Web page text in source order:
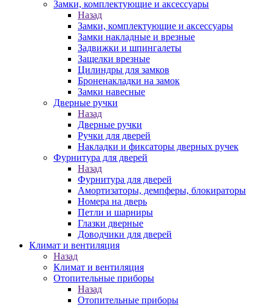
Замки, комплектующие и аксессуары
Назад
Замки, комплектующие и аксессуары
Замки накладные и врезные
Задвижки и шпингалеты
Защелки врезные
Цилиндры для замков
Броненакладки на замок
Замки навесные
Дверные ручки
Назад
Дверные ручки
Ручки для дверей
Накладки и фиксаторы дверных ручек
Фурнитура для дверей
Назад
Фурнитура для дверей
Амортизаторы, демпферы, блокираторы
Номера на дверь
Петли и шарниры
Глазки дверные
Доводчики для дверей
Климат и вентиляция
Назад
Климат и вентиляция
Отопительные приборы
Назад
Отопительные приборы